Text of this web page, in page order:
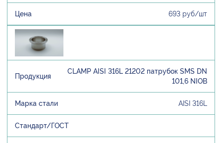
693 руб/шт
CLAMP AISI 316L 21202 патрубок SMS DN
101,6 NIOB
AISI 316L